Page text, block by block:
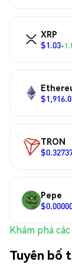
XRP
$1.03
TRON
Pepe
Khám phá
Tuyên bố